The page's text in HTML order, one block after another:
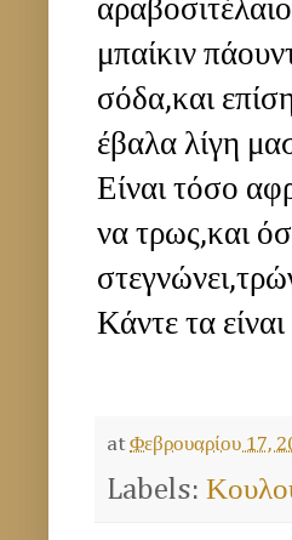
μπαίκιν
σόδα,και
έβαλα λίγη
Είναι τόσο
να τρως,και
Κάντε τα
atΦεβρουαρίου 17,
Labels: